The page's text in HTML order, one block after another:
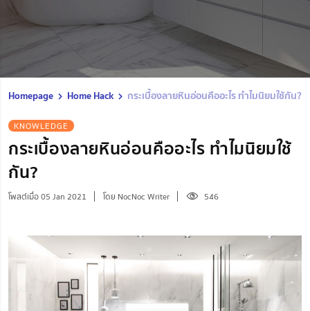
Homepage Home Hack กระเบื้องลายหินอ่อนคืออะไร ทำไมนิยมใช้กัน?
KNOWLEDGE
กระเบื้องลายหินอ่อนคืออะไร ทำไมนิยมใช้
กัน?
โพสต์เมื่อ 05 Jan 2021 โดย NocNoc Writer 546